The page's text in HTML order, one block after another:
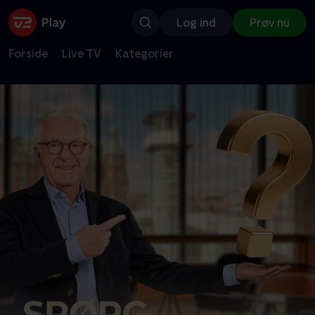
Log ind Prøv nu
Forside Live TV Kategorier